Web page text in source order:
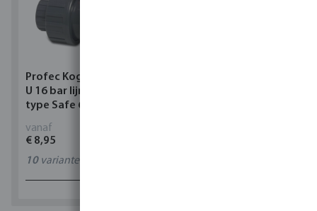
Profec Kogelkraan PVC-
U 16 bar lijmmof grijs
type Safe 600
vanaf
€ 8,95
10varianten